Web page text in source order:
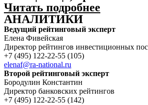
Читать подробнее
АНАЛИТИКИ
Ведущий рейтинговый эксперт
Елена Фивейская
Директор рейтингов инвестиционных
+7 (495) 122-22-55 (105)
elenaf@ra-national.ru
Второй рейтинговый эксперт
Бородулин Константин
Директор банковских рейтингов
+7 (495) 122-22-55 (142)